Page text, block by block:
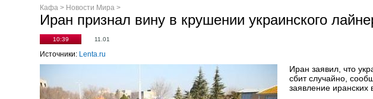
Кафа > Новости Мира >
Иран признал вину в крушении украинского
10:39 11.01
Источники: Lenta.ru
Иран заявил, что
сбит случайно,
заявление иранских